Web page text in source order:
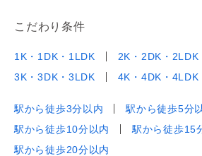
こだわり条件
1K・1DK・1LDK
2K・2DK・2LDK
3K・3DK・3LDK
4K・4DK・4LDK
駅から徒歩3分以内
駅から徒歩5分
駅から徒歩10分以内
駅から徒歩15
駅から徒歩20分以内